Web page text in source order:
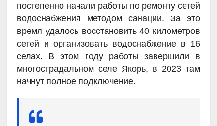
постепенно начали работы по ремонту сетей
водоснабжения методом санации. За это
время удалось восстановить 40 километров
сетей и организовать водоснабжение в 16
селах. В этом году работы завершили в
многострадальном селе Якорь, в 2023 там
начнут полное подключение.